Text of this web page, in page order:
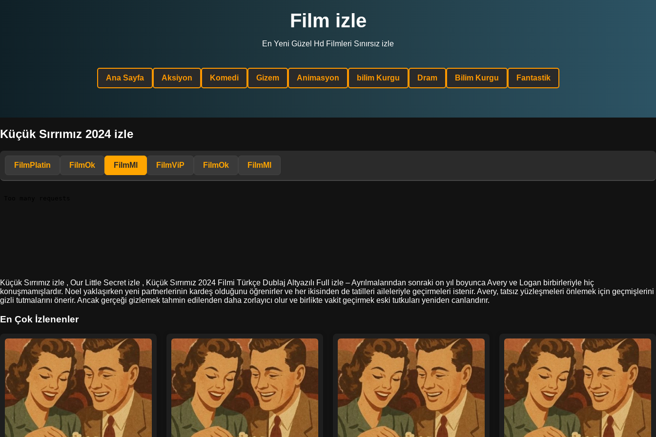
Film izle
En Yeni Güzel Hd Filmleri Sınırsız izle
Ana Sayfa Aksiyon Komedi Gizem Animasyon bilim Kurgu Dram Bilim Kurgu Fantastik
Küçük Sırrımız 2024 izle
FilmPlatin FilmOk FilmMl FilmViP FilmOk FilmMl
Küçük Sırrımız izle , Our Little Secret izle , Küçük Sırrımız 2024 Filmi Türkçe Dublaj Altyazılı Full izle – Ayrılmalarından sonraki on yıl boyunca Avery ve Logan birbirleriyle hiç
konuşmamışlardır. Noel yaklaşırken yeni partnerlerinin kardeş olduğunu öğrenirler ve her ikisinden de tatilleri aileleriyle geçirmeleri istenir. Avery, tatsız yüzleşmeleri önlemek için geçmişlerini
gizli tutmalarını önerir. Ancak gerçeği gizlemek tahmin edilenden daha zorlayıcı olur ve birlikte vakit geçirmek eski tutkuları yeniden canlandırır.
En Çok İzlenenler